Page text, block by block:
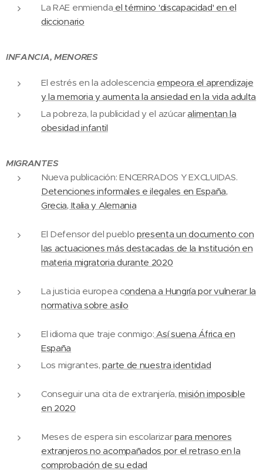
La RAE enmienda el término 'discapacidad' en el
diccionario
INFANCIA, MENORES
El estrés en la adolescencia empeora el aprendizaje
y la memoria y aumenta la ansiedad en la vida adulta
La pobreza, la publicidad y el azúcaralimentan la
obesidad infantil
MIGRANTES
Nueva publicación: ENCERRADOS Y EXCLUIDAS.
Detenciones informales e ilegales en España,
Grecia, Italia y Alemania
El Defensor del pueblopresenta un documento con
las actuaciones más destacadas de la Institución en
materia migratoria durante 2020
La justicia europea condena a Hungría por vulnerar la
normativa sobre asilo
El idioma que traje conmigo: Así suena África en
España
Los migrantes,parte de nuestra identidad
Conseguir una cita de extranjería,misión imposible
en 2020
Meses de espera sin escolarizarpara menores
extranjeros no acompañados por el retraso en la
comprobación de su edad